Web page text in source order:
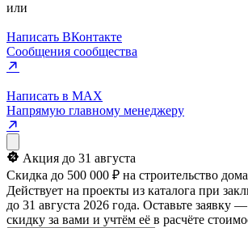
или
Написать ВКонтакте
Сообщения сообщества
Написать в MAX
Напрямую главному менеджеру
Акция до 31 августа
Скидка до 500 000 ₽ на строительство дома
Действует на проекты из каталога при
до 31 августа 2026 года. Оставьте заявку
скидку за вами и учтём её в расчёте